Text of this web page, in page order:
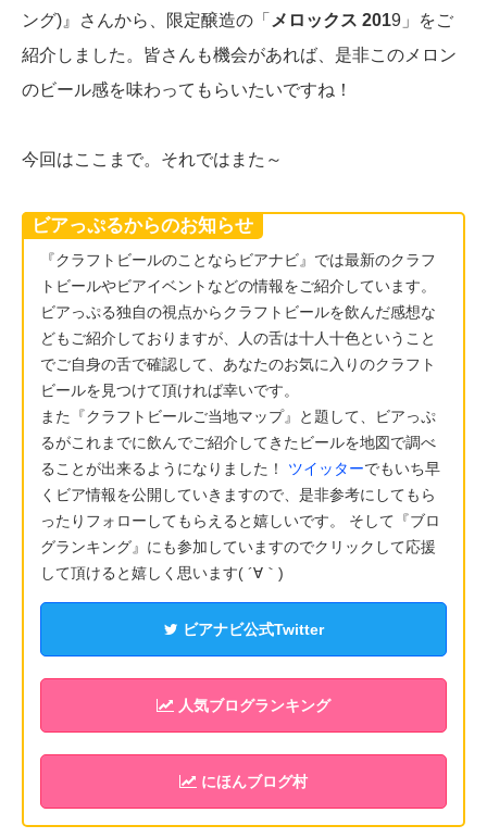
ング)』さんから、限定醸造の「 メロックス 2019」をご
紹介しました。皆さんも機会があれば、是非このメロン
のビール感を味わってもらいたいですね！
今回はここまで。それではまた～
ビアっぷるからのお知らせ
『クラフトビールのことならビアナビ』では最新のクラフ
トビールやビアイベントなどの情報をご紹介しています。
ビアっぷる独自の視点からクラフトビールを飲んだ感想な
どもご紹介しておりますが、人の舌は十人十色ということ
でご自身の舌で確認して、あなたのお気に入りのクラフト
ビールを見つけて頂ければ幸いです。
また『クラフトビールご当地マップ』と題して、ビアっぷ
るがこれまでに飲んでご紹介してきたビールを地図で調べ
ることが出来るようになりました！ ツイッターでもいち早
くビア情報を公開していきますので、是非参考にしてもら
ったりフォローしてもらえると嬉しいです。 そして『ブロ
グランキング』にも参加していますのでクリックして応援
して頂けると嬉しく思います( ´∀｀)
ビアナビ公式Twitter
人気ブログランキング
にほんブログ村